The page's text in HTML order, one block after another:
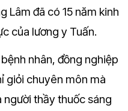
Lâm đã có 15 năm kinh
của lương y Tuấn.
nhân, đồng nghiệp
giỏi chuyên môn mà
người thầy thuốc sáng